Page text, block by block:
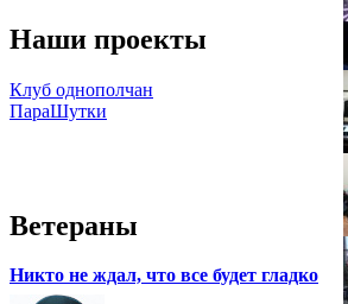
Наши проекты
Клуб однополчан
ПараШутки
Ветераны
Никто не ждал, что все будет гладко